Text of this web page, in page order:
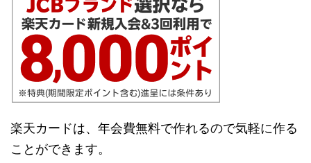
楽天カードは、年会費無料で作れるので気軽に作る
ことができます。